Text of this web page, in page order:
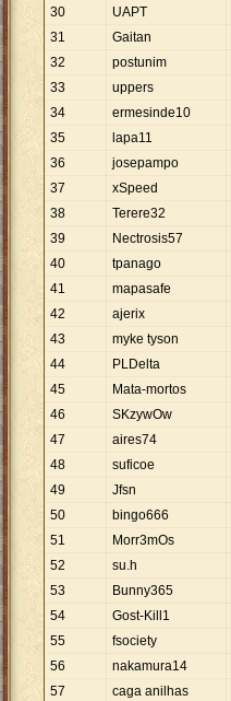
30
UAPT
31
Gaitan
32
postunim
33
uppers
34
ermesinde10
35
lapa11
36
josepampo
37
xSpeed
38
Terere32
39
Nectrosis57
40
tpanago
41
mapasafe
42
ajerix
43
myke tyson
44
PLDelta
45
Mata-mortos
46
SKzywOw
47
aires74
48
suficoe
49
Jfsn
50
bingo666
51
Morr3mOs
52
su.h
53
Bunny365
54
Gost-Kill1
55
fsociety
56
nakamura14
57
caga anilhas